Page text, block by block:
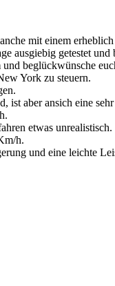
mit einem
ausgiebig getestet und
beglückwünsche
York zu steuern.
ist aber ansich eine
etwas unrealistisch.
h.
und eine leichte